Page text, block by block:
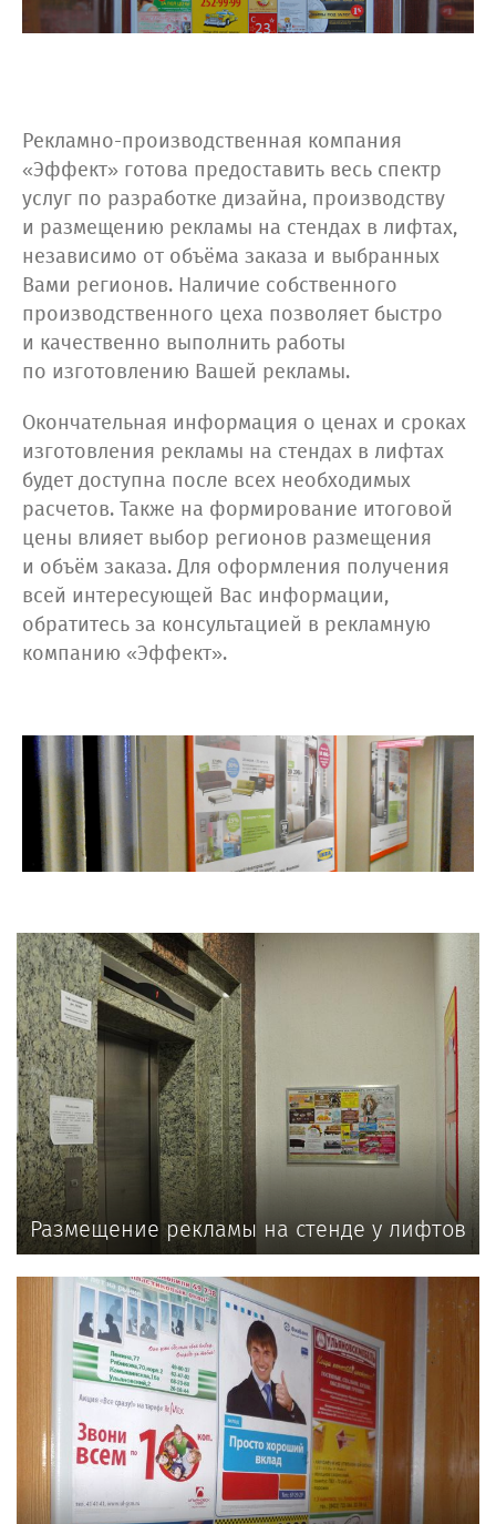
Рекламно-производственная компания
«Эффект» готова предоставить весь спектр
услуг по разработке дизайна, производству
и размещению рекламы на стендах в лифтах,
независимо от объёма заказа и выбранных
Вами регионов. Наличие собственного
производственного цеха позволяет быстро
и качественно выполнить работы
по изготовлению Вашей рекламы.
Окончательная информация о ценах и сроках
изготовления рекламы на стендах в лифтах
будет доступна после всех необходимых
расчетов. Также на формирование итоговой
цены влияет выбор регионов размещения
и объём заказа. Для оформления получения
всей интересующей Вас информации,
обратитесь за консультацией в рекламную
компанию «Эффект».
Размещение рекламы на стенде у лифтов